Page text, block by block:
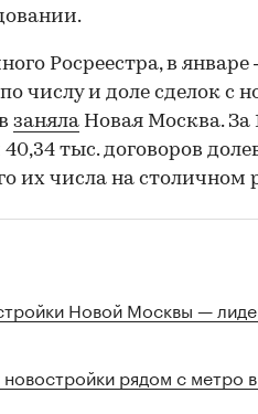
Росреестра, в
числу и доле сделок с
заняла Новая Москва. За
тыс. договоров
их числа на
Новой Москвы —
новостройки рядом с метро